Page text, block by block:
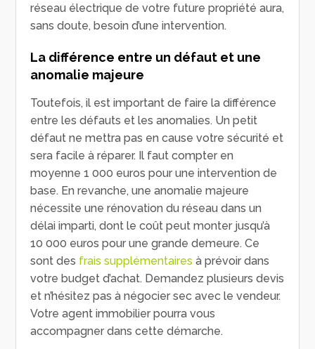
réseau électrique de votre future propriété aura,
sans doute, besoin d’une intervention.
La différence entre un défaut et une
anomalie majeure
Toutefois, il est important de faire la différence
entre les défauts et les anomalies. Un petit
défaut ne mettra pas en cause votre sécurité et
sera facile à réparer. Il faut compter en
moyenne 1 000 euros pour une intervention de
base. En revanche, une anomalie majeure
nécessite une rénovation du réseau dans un
délai imparti, dont le coût peut monter jusqu’à
10 000 euros pour une grande demeure. Ce
sont des frais supplémentaires à prévoir dans
votre budget d’achat. Demandez plusieurs devis
et n’hésitez pas à négocier sec avec le vendeur.
Votre agent immobilier pourra vous
accompagner dans cette démarche.